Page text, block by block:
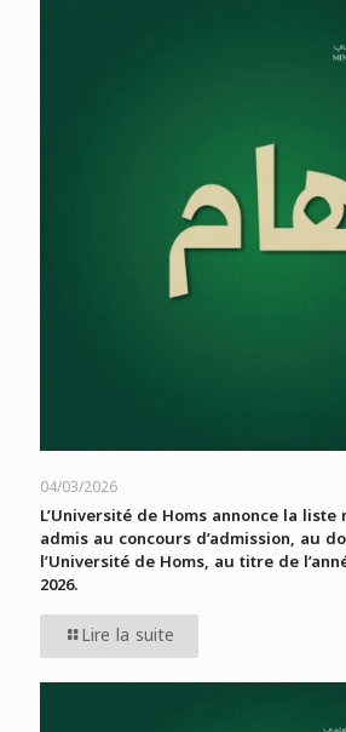
04/03/2026
L’Université de Homs annonce la
admis au concours d’admission, au
l’Université de Homs, au titre de
2026.
Lire la suite